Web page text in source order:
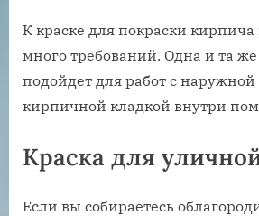
К краске для покраски кирпича
много требований. Одна и та же
подойдет для работ с наружной
кирпичной кладкой внутри
Краска для
Если вы собираетесь